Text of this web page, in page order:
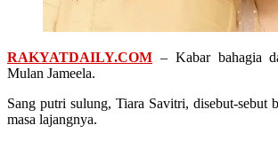
RAKYATDAILY.COM – Kabar bahagia
Mulan Jameela.
Sang putri sulung, Tiara Savitri, disebut-sebut
masa lajangnya.